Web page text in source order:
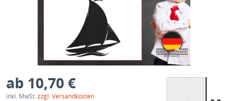
ab 10,70 €
inkl. MwSt.zzgl. Versandkosten